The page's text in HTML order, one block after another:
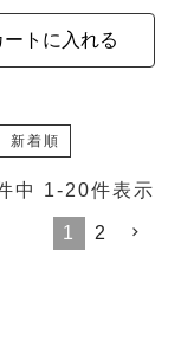
ートに入れる
新着順
中 1-20件表示
1 2